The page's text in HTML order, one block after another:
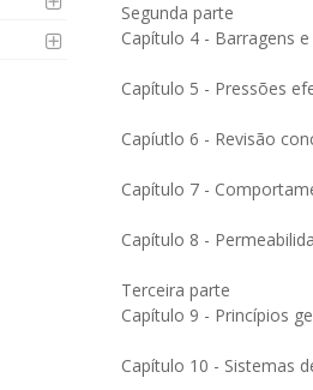
Segunda parte
Capítulo 4 - Barragens
Capítulo 5 - Pressões
Capíutlo 6 - Revisão
Capítulo 7 -
Capítulo 8 -
Terceira parte
Capítulo 9 - Princípios
Capítulo 10 - Sistemas